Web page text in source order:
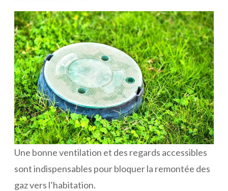
Une bonne ventilation et des regards accessibles
sont indispensables pour bloquer la remontée des
gaz vers l’habitation.